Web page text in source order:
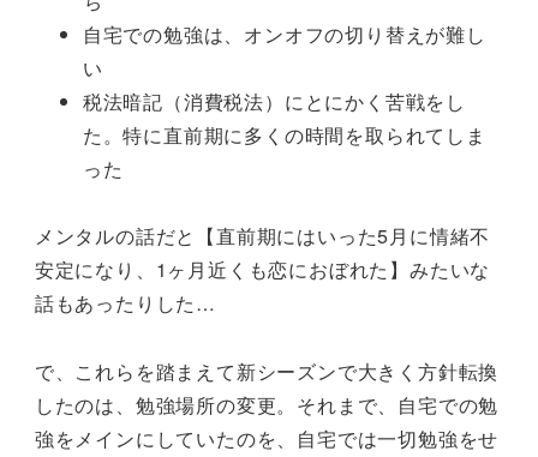
自宅での勉強は、オンオフの切り替えが難し
い
税法暗記（消費税法）にとにかく苦戦をし
た。特に直前期に多くの時間を取られてしま
った
メンタルの話だと【直前期にはいった5月に情緒不
安定になり、1ヶ月近くも恋におぼれた】みたいな
話もあったりした…
で、これらを踏まえて新シーズンで大きく方針転換
したのは、勉強場所の変更。それまで、自宅での勉
強をメインにしていたのを、自宅では一切勉強をせ